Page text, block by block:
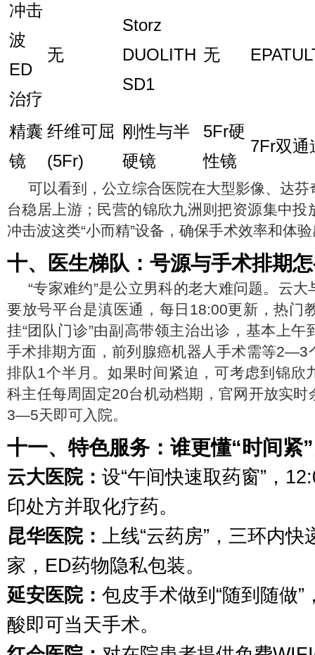
冲击
波
ED
治疗
无
Storz
DUOLITH
SD1
无
精囊
镜
纤维可屈
(5Fr)
刚性与半
硬镜
5Fr硬
性镜
7Fr双通
可以看到，公立综合医院在大型影像、达
台稳居上游；民营的锦欣九洲则把资源集中投
冲击波这类“小而精”设备，确保手术效率和体
十、医生梯队：号源与手术排期
“专家难约”是公立男科的老大难问题。云
要放号平台是滇医通，每日18:00更新，热门
挂“团队门诊”由副高带领主治出诊，基本上午
手术排期方面，前列腺癌机器人手术需等2—3
排队1个半月。如果时间紧迫，可考虑到锦欣
科主任每周固定20台机动档期，官网开放实时
3—5天即可入院。
十一、特色服务：谁更懂“时间紧
云大医院： 设“午间快速取药窗”，
印处方并取化疗药。
昆华医院： 上线“云药房”，三环内快
家，ED药物隐私包装。
延安医院： 包皮手术做到“随到随做”
酸即可当天手术。